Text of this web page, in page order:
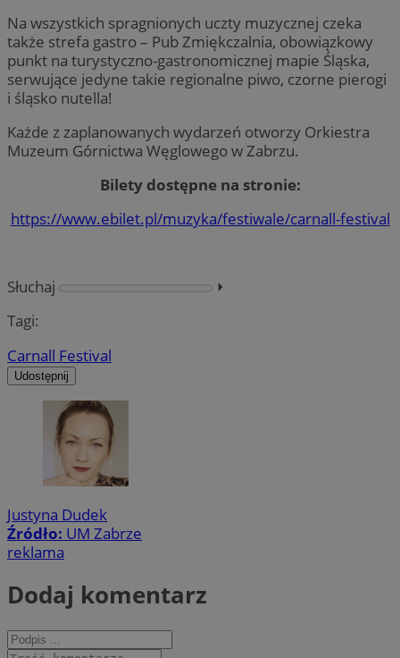
Na wszystkich spragnionych uczty muzycznej czeka
także strefa gastro – Pub Zmiękczalnia, obowiązkowy
punkt na turystyczno-gastronomicznej mapie Śląska,
serwujące jedyne takie regionalne piwo, czorne pierogi
i śląsko nutella!
Każde z zaplanowanych wydarzeń otworzy Orkiestra
Muzeum Górnictwa Węglowego w Zabrzu.
Bilety dostępne na stronie:
https://www.ebilet.pl/muzyka/festiwale/carnall-festival
Słuchaj
⏵︎
Tagi:
Carnall Festival
Udostępnij
Justyna Dudek
Źródło: UM Zabrze
reklama
Dodaj komentarz